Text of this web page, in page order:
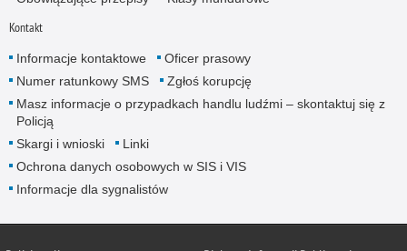
Kontakt
Informacje kontaktowe
Oficer prasowy
Numer ratunkowy SMS
Zgłoś korupcję
Masz informacje o przypadkach handlu ludźmi – skontaktuj się z
Policją
Skargi i wnioski
Linki
Ochrona danych osobowych w SIS i VIS
Informacje dla sygnalistów